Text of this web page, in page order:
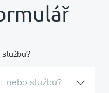
nebo službu?